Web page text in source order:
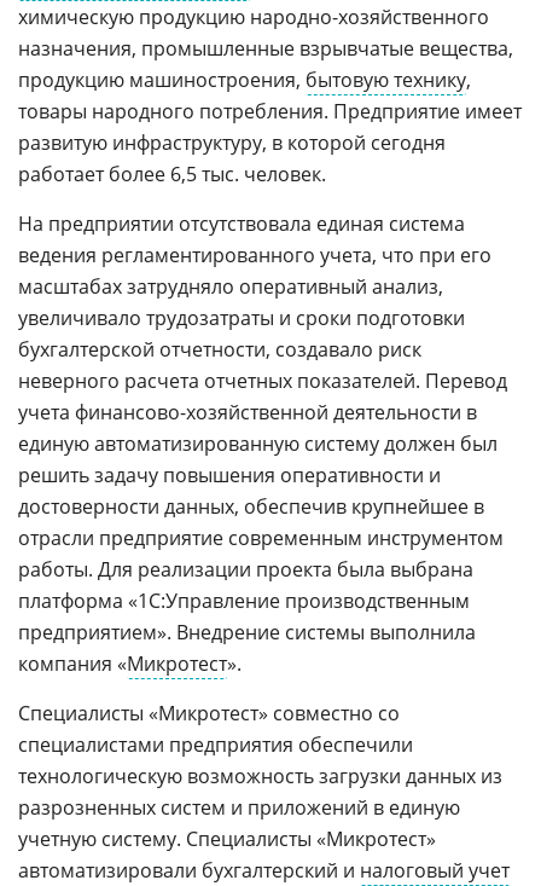
химическую продукцию народно-хозяйственного
назначения, промышленные взрывчатые вещества,
продукцию машиностроения, бытовую технику,
товары народного потребления. Предприятие имеет
развитую инфраструктуру, в которой сегодня
работает более 6,5 тыс. человек.
На предприятии отсутствовала единая система
ведения регламентированного учета, что при его
масштабах затрудняло оперативный анализ,
увеличивало трудозатраты и сроки подготовки
бухгалтерской отчетности, создавало риск
неверного расчета отчетных показателей. Перевод
учета финансово-хозяйственной деятельности в
единую автоматизированную систему должен был
решить задачу повышения оперативности и
достоверности данных, обеспечив крупнейшее в
отрасли предприятие современным инструментом
работы. Для реализации проекта была выбрана
платформа «1С:Управление производственным
предприятием». Внедрение системы выполнила
компания «Микротест».
Специалисты «Микротест» совместно со
специалистами предприятия обеспечили
технологическую возможность загрузки данных из
разрозненных систем и приложений в единую
учетную систему. Специалисты «Микротест»
автоматизировали бухгалтерский и налоговый учет